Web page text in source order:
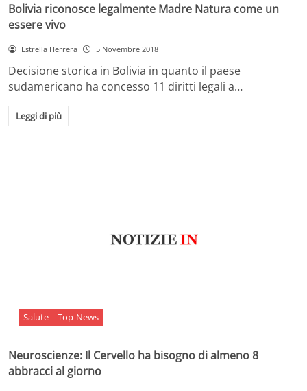
Bolivia riconosce legalmente Madre Natura come un
essere vivo
Estrella Herrera 5 Novembre 2018
Decisione storica in Bolivia in quanto il paese
sudamericano ha concesso 11 diritti legali a…
Leggi di più
Salute Top-News
Neuroscienze: Il Cervello ha bisogno di almeno 8
abbracci al giorno